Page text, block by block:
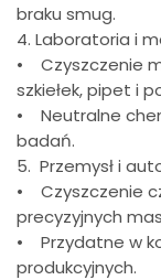
braku smug.
4️. Laboratoria i
• Czyszczenie
szkiełek, pipet i
• Neutralne
badań.
5️. Przemysł i
• Czyszczenie
precyzyjnych
• Przydatne w
produkcyjnych.